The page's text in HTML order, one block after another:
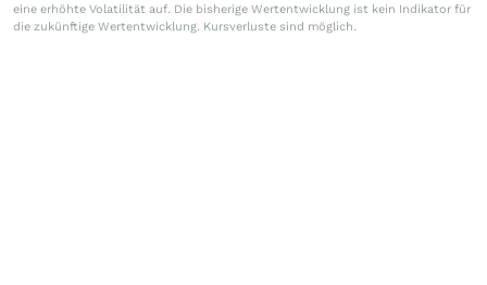
eine erhöhte Volatilität auf. Die bisherige Wertentwicklung ist kein Indikator für
die zukünftige Wertentwicklung. Kursverluste sind möglich.